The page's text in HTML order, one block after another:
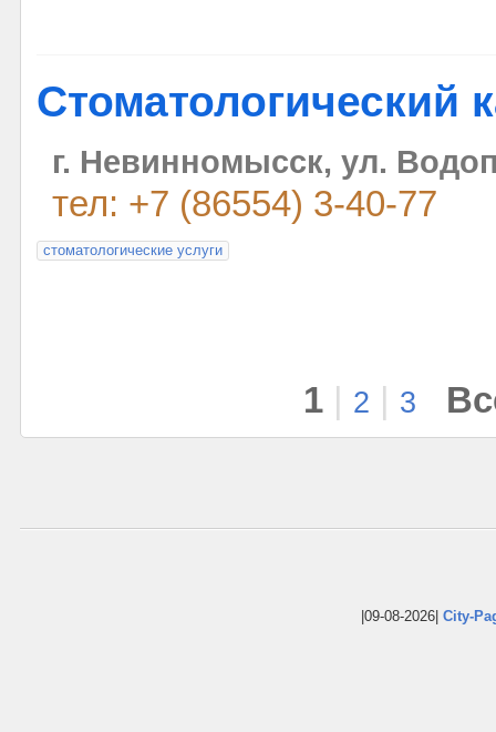
Стоматологический
г. Невинномысск, ул.
тел: +7 (86554) 3-40-77
стоматологические услуги
1 2 3
|09-08-2026| City-